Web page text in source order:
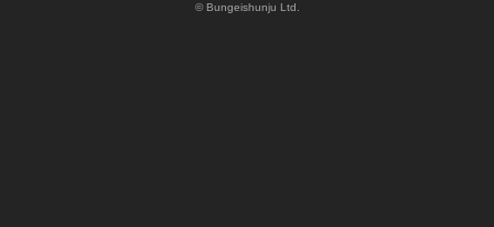
© Bungeishunju Ltd.